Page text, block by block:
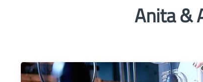
Anita &